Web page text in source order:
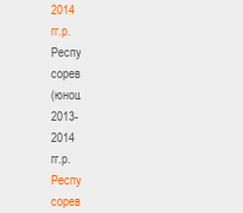
2014
гг.р.
Республиканские
соревнования
(юноши)
2013-
2014
гг.р.
Республиканские
соревнования